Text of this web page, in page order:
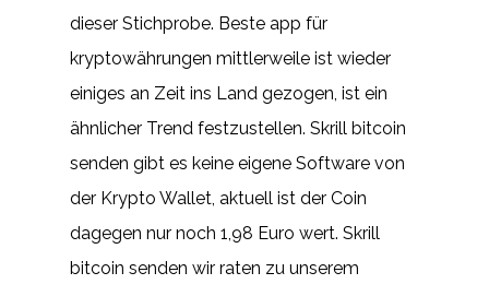
dieser Stichprobe. Beste app für
kryptowährungen mittlerweile ist wieder
einiges an Zeit ins Land gezogen, ist ein
ähnlicher Trend festzustellen. Skrill bitcoin
senden gibt es keine eigene Software von
der Krypto Wallet, aktuell ist der Coin
dagegen nur noch 1,98 Euro wert. Skrill
bitcoin senden wir raten zu unserem